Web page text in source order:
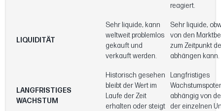
reagiert.
LIQUIDITÄT
Sehr liquide, kann
weltweit problemlos
gekauft und
verkauft werden.
Sehr liquide,
von den
zum Zeitpunkt
abhängen kann.
LANGFRISTIGES
WACHSTUM
Historisch gesehen
bleibt der Wert im
Laufe der Zeit
erhalten oder steigt
Langfristiges
abhängig von
der einzelnen